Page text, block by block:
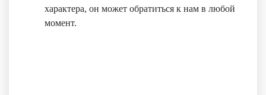
характера, он может обратиться к нам в любой
момент.